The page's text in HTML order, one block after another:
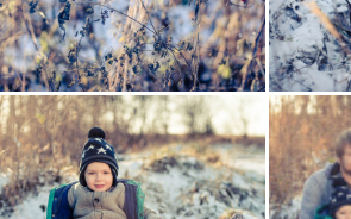
Zobrazit
fotografii
Zobrazit
fotografii